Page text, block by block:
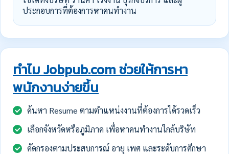
ประกอบการที่ต้องการหาคนทำงาน
ทำไม Jobpub.com ช่วยให้การหา
พนักงานง่ายขึ้น
ค้นหา Resume ตามตำแหน่งงานที่ต้องการได้รวดเร็ว
เลือกจังหวัดหรือภูมิภาค เพื่อหาคนทำงานใกล้บริษัท
คัดกรองตามประสบการณ์ อายุ เพศ และระดับการศึกษา